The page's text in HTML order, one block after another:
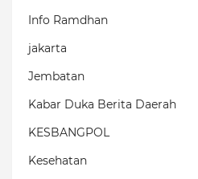
Info Ramdhan
jakarta
Jembatan
Kabar Duka Berita Daerah
KESBANGPOL
Kesehatan